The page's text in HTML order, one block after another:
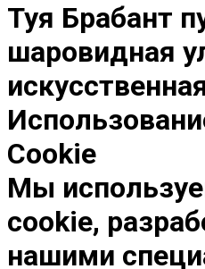
Туя Брабант
шаровидная
Cookie
Мы
cookie,
нашими